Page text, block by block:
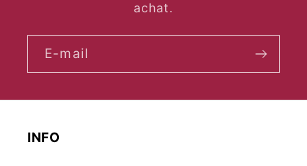
achat.
E-mail
INFO